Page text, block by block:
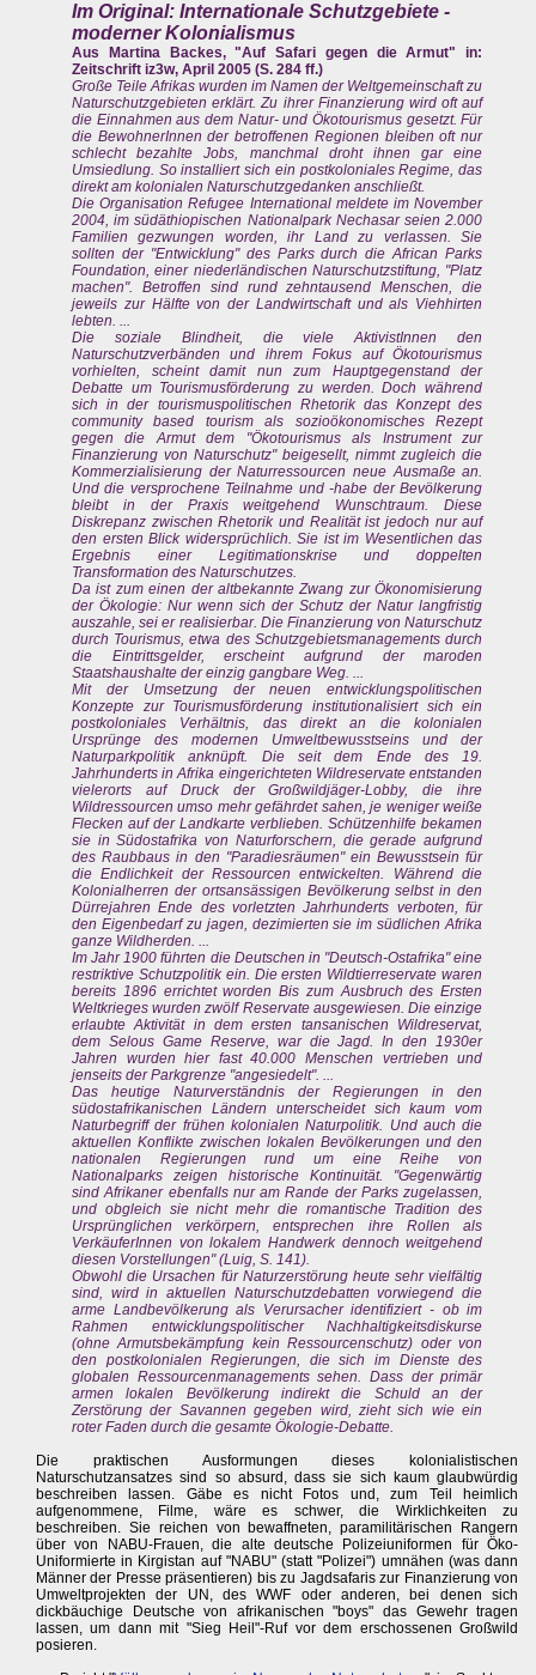
Im Original: Internationale Schutzgebiete -
moderner Kolonialismus
Aus Martina Backes, "Auf Safari gegen die Armut" in:
Zeitschrift iz3w, April 2005 (S. 284 ff.)
Große Teile Afrikas wurden im Namen der Weltgemeinschaft zu
Naturschutzgebieten erklärt. Zu ihrer Finanzierung wird oft auf
die Einnahmen aus dem Natur- und Ökotourismus gesetzt. Für
die BewohnerInnen der betroffenen Regionen bleiben oft nur
schlecht bezahlte Jobs, manchmal droht ihnen gar eine
Umsiedlung. So installiert sich ein postkoloniales Regime, das
direkt am kolonialen Naturschutzgedanken anschließt.
Die Organisation Refugee International meldete im November
2004, im südäthiopischen Nationalpark Nechasar seien 2.000
Familien gezwungen worden, ihr Land zu verlassen. Sie
sollten der "Entwicklung" des Parks durch die African Parks
Foundation, einer niederländischen Naturschutzstiftung, "Platz
machen". Betroffen sind rund zehntausend Menschen, die
jeweils zur Hälfte von der Landwirtschaft und als Viehhirten
lebten. ...
Die soziale Blindheit, die viele AktivistInnen den
Naturschutzverbänden und ihrem Fokus auf Ökotourismus
vorhielten, scheint damit nun zum Hauptgegenstand der
Debatte um Tourismusförderung zu werden. Doch während
sich in der tourismuspolitischen Rhetorik das Konzept des
community based tourism als sozioökonomisches Rezept
gegen die Armut dem "Ökotourismus als Instrument zur
Finanzierung von Naturschutz" beigesellt, nimmt zugleich die
Kommerzialisierung der Naturressourcen neue Ausmaße an.
Und die versprochene Teilnahme und -habe der Bevölkerung
bleibt in der Praxis weitgehend Wunschtraum. Diese
Diskrepanz zwischen Rhetorik und Realität ist jedoch nur auf
den ersten Blick widersprüchlich. Sie ist im Wesentlichen das
Ergebnis einer Legitimationskrise und doppelten
Transformation des Naturschutzes.
Da ist zum einen der altbekannte Zwang zur Ökonomisierung
der Ökologie: Nur wenn sich der Schutz der Natur langfristig
auszahle, sei er realisierbar. Die Finanzierung von Naturschutz
durch Tourismus, etwa des Schutzgebietsmanagements durch
die Eintrittsgelder, erscheint aufgrund der maroden
Staatshaushalte der einzig gangbare Weg. ...
Mit der Umsetzung der neuen entwicklungspolitischen
Konzepte zur Tourismusförderung institutionalisiert sich ein
postkoloniales Verhältnis, das direkt an die kolonialen
Ursprünge des modernen Umweltbewusstseins und der
Naturparkpolitik anknüpft. Die seit dem Ende des 19.
Jahrhunderts in Afrika eingerichteten Wildreservate entstanden
vielerorts auf Druck der Großwildjäger-Lobby, die ihre
Wildressourcen umso mehr gefährdet sahen, je weniger weiße
Flecken auf der Landkarte verblieben. Schützenhilfe bekamen
sie in Südostafrika von Naturforschern, die gerade aufgrund
des Raubbaus in den "Paradiesräumen" ein Bewusstsein für
die Endlichkeit der Ressourcen entwickelten. Während die
Kolonialherren der ortsansässigen Bevölkerung selbst in den
Dürrejahren Ende des vorletzten Jahrhunderts verboten, für
den Eigenbedarf zu jagen, dezimierten sie im südlichen Afrika
ganze Wildherden. ...
Im Jahr 1900 führten die Deutschen in "Deutsch-Ostafrika" eine
restriktive Schutzpolitik ein. Die ersten Wildtierreservate waren
bereits 1896 errichtet worden Bis zum Ausbruch des Ersten
Weltkrieges wurden zwölf Reservate ausgewiesen. Die einzige
erlaubte Aktivität in dem ersten tansanischen Wildreservat,
dem Selous Game Reserve, war die Jagd. In den 1930er
Jahren wurden hier fast 40.000 Menschen vertrieben und
jenseits der Parkgrenze "angesiedelt". ...
Das heutige Naturverständnis der Regierungen in den
südostafrikanischen Ländern unterscheidet sich kaum vom
Naturbegriff der frühen kolonialen Naturpolitik. Und auch die
aktuellen Konflikte zwischen lokalen Bevölkerungen und den
nationalen Regierungen rund um eine Reihe von
Nationalparks zeigen historische Kontinuität. "Gegenwärtig
sind Afrikaner ebenfalls nur am Rande der Parks zugelassen,
und obgleich sie nicht mehr die romantische Tradition des
Ursprünglichen verkörpern, entsprechen ihre Rollen als
VerkäuferInnen von lokalem Handwerk dennoch weitgehend
diesen Vorstellungen" (Luig, S. 141).
Obwohl die Ursachen für Naturzerstörung heute sehr vielfältig
sind, wird in aktuellen Naturschutzdebatten vorwiegend die
arme Landbevölkerung als Verursacher identifiziert - ob im
Rahmen entwicklungspolitischer Nachhaltigkeitsdiskurse
(ohne Armutsbekämpfung kein Ressourcenschutz) oder von
den postkolonialen Regierungen, die sich im Dienste des
globalen Ressourcenmanagements sehen. Dass der primär
armen lokalen Bevölkerung indirekt die Schuld an der
Zerstörung der Savannen gegeben wird, zieht sich wie ein
roter Faden durch die gesamte Ökologie-Debatte.
Die praktischen Ausformungen dieses kolonialistischen
Naturschutzansatzes sind so absurd, dass sie sich kaum glaubwürdig
beschreiben lassen. Gäbe es nicht Fotos und, zum Teil heimlich
aufgenommene, Filme, wäre es schwer, die Wirklichkeiten zu
beschreiben. Sie reichen von bewaffneten, paramilitärischen Rangern
über von NABU-Frauen, die alte deutsche Polizeiuniformen für Öko-
Uniformierte in Kirgistan auf "NABU" (statt "Polizei") umnähen (was dann
Männer der Presse präsentieren) bis zu Jagdsafaris zur Finanzierung von
Umweltprojekten der UN, des WWF oder anderen, bei denen sich
dickbäuchige Deutsche von afrikanischen "boys" das Gewehr tragen
lassen, um dann mit "Sieg Heil"-Ruf vor dem erschossenen Großwild
posieren.